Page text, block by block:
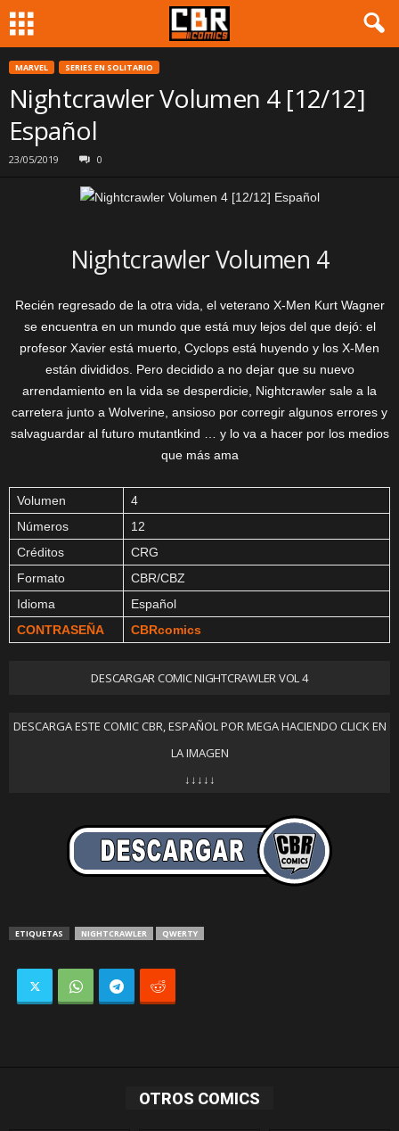
MARVEL SERIES EN SOLITARIO
Nightcrawler Volumen 4 [12/12]
Español
23/05/2019 0
Nightcrawler Volumen 4
Recién regresado de la otra vida, el veterano X-Men Kurt Wagner
se encuentra en un mundo que está muy lejos del que dejó: el
profesor Xavier está muerto, Cyclops está huyendo y los X-Men
están divididos. Pero decidido a no dejar que su nuevo
arrendamiento en la vida se desperdicie, Nightcrawler sale a la
carretera junto a Wolverine, ansioso por corregir algunos errores y
salvaguardar al futuro mutantkind … y lo va a hacer por los medios
que más ama
Volumen
4
Números
12
Créditos
CRG
Formato
CBR/CBZ
Idioma
Español
CONTRASEÑA
CBRcomics
DESCARGAR COMIC NIGHTCRAWLER VOL 4
DESCARGA ESTE COMIC CBR, ESPAÑOL POR MEGA HACIENDO CLICK EN
LA IMAGEN
↓↓↓↓↓
ETIQUETAS NIGHTCRAWLER QWERTY
OTROS COMICS